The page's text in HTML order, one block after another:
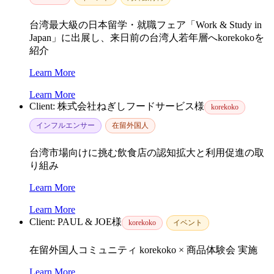
台湾最大級の日本留学・就職フェア「Work & Study in
Japan」に出展し、来日前の台湾人若年層へkorekokoを
紹介
Learn More
Learn More
Client: 株式会社ねぎしフードサービス様 korekoko
インフルエンサー 在留外国人
台湾市場向けに挑む飲食店の認知拡大と利用促進の取
り組み
Learn More
Learn More
Client: PAUL & JOE様 korekoko イベント
在留外国人コミュニティ korekoko × 商品体験会 実施
Learn More